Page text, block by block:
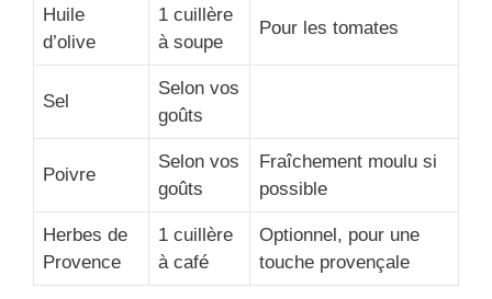
Huile
d’olive
1 cuillère
à soupe
Pour les tomates
Sel
Selon vos
goûts
Poivre
Selon vos
goûts
Fraîchement moulu si
possible
Herbes de
Provence
1 cuillère
à café
Optionnel, pour une
touche provençale